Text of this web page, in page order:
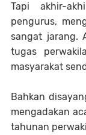
Tapi akhir-
pengurus,
sangat jarang.
tugas
masyarakat
Bahkan
mengadakan
tahunan